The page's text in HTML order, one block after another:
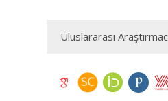
Uluslararası